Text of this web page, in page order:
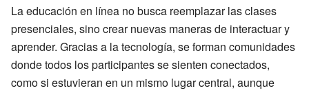
La educación en línea no busca reemplazar las clases
presenciales, sino crear nuevas maneras de interactuar y
aprender. Gracias a la tecnología, se forman comunidades
donde todos los participantes se sienten conectados,
como si estuvieran en un mismo lugar central, aunque